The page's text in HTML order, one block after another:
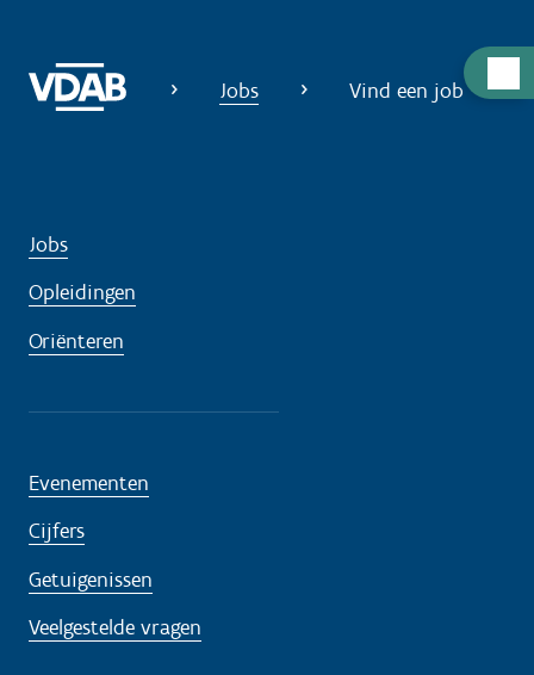
u
Jobs Vind een job
Jobs
Opleidingen
Oriënteren
Evenementen
Cijfers
Getuigenissen
Veelgestelde vragen